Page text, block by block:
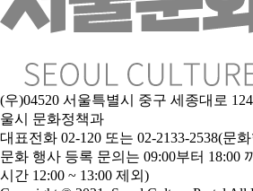
(우)04520 서울특별시 중구 세종대로
울시 문화정책과
대표전화 02-120 또는 02-2133-2538(문
문화 행사 등록 문의는 09:00부터 18:00
시간 12:00 ~ 13:00 제외)